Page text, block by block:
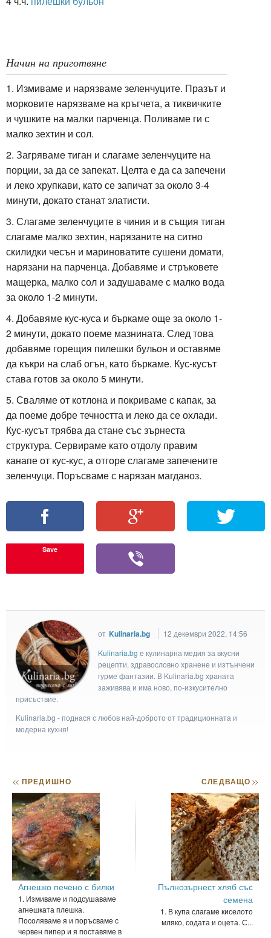
Начин на приготвяне
1. Измиваме и нарязваме зеленчуците. Празът и
морковите нарязваме на кръгчета, а тиквичките
и чушките на малки парченца. Поливаме ги с
малко зехтин и сол.
2. Загряваме тиган и слагаме зеленчуците на
порции, за да се запекат. Целта е да са запечени
и леко хрупкави, като се запичат за около 3-4
минути, докато станат златисти.
3. Слагаме зеленчуците в чиния и в същия тиган
слагаме малко зехтин, нарязаните на ситно
скилидки чесън и мариноватите сушени домати,
нарязани на парченца. Добавяме и стръковете
мащерка, малко сол и задушаваме с малко вода
за около 1-2 минути.
4. Добавяме кус-куса и бъркаме още за около 1-
2 минути, докато поеме мазнината. След това
добавяме горещия пилешки бульон и оставяме
да къкри на слаб огън, като бъркаме. Кус-кусът
става готов за около 5 минути.
5. Сваляме от котлона и покриваме с капак, за
да поеме добре течността и леко да се охлади.
Кус-кусът трябва да стане със зърнеста
структура. Сервираме като отдолу правим
канапе от кус-кус, а отгоре слагаме запечените
зеленчуци. Поръсваме с нарязан магданоз.
Save
от Kulinaria.bg
12 декември 2022, 14:56
Kulinaria.bg e кулинарна медия за вкусни
рецепти, здравословно хранене и изтънчени
гурме фантазии. В Kulinaria.bg храната
заживява и има ново, по-изкусително
присъствие.
Kulinaria.bg - поднася с любов най-доброто от традиционната и
модерна кухня!
<< ПРЕДИШНО
Агнешко печено с билки
1. Измиваме и подсушаваме
агнешката плешка.
Посоляваме я и поръсваме с
червен пипер и я поставяме в
СЛЕДВАЩО>>
Пълнозърнест хляб със
семена
1. В купа слагаме киселото
мляко, содата и оцета. С...